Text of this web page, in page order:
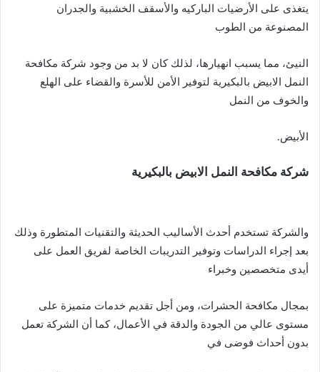
يتغذى على الأرضيات الباركيه والأسقف الخشبية والجدران
المصنوعة من الطوب
النيئ، مما يسبب انهيارها، لذلك كان لا بد من وجود شركة مكافحة
النمل الابيض بالبكيرية لتوفير الأمن للأسرة والقضاء على الهلع
والخوف من النمل
الأبيض.
شركة مكافحة النمل الابيض بالبكيرية
والشركة تستخدم أحدث الأساليب الحديثة والتقنيات المتطورة وذلك
بعد إجراء الدراسات وتوفير التدريبات الخاصة لفريق العمل على
أيدى متخصصين وخبراء
بمجال مكافحة الحشرات، ومن أجل تقديم خدمات متميزة على
مستوى عالي من الجودة والدقة في الأعمال، كما أن الشركة تعمل
بدون أحداث فوضى في